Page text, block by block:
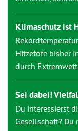
Klimaschutz ist
Hitzetote bisher
durch
Sei dabei!
Du interessierst
Gesellschaft? Du